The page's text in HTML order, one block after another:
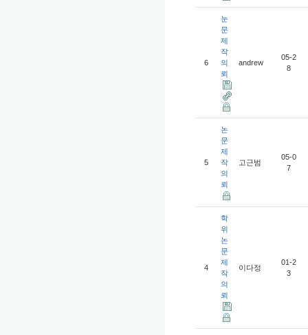
6
눈
문
제
작
의
뢰
andrew
05-2
8
5
논
문
제
작
의
뢰
고근범
05-0
7
4
학
위
논
문
제
작
의
뢰
이다정
01-2
3